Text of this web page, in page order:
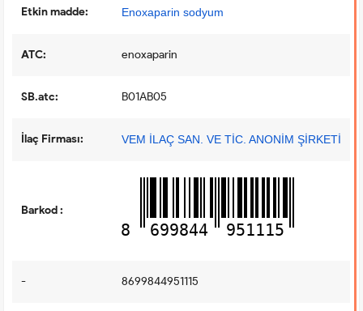
Etkin madde: Enoxaparin sodyum
ATC: enoxaparin
SB.atc: B01AB05
İlaç Firması: VEM İLAÇ SAN. VE TİC. ANONİM ŞİRKETİ
Barkod :
8 699844 951115
- 8699844951115